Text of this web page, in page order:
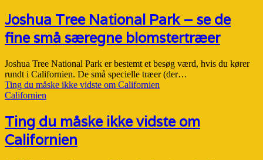
Joshua Tree National Park – se de
fine små særegne blomstertræer
Joshua Tree National Park er bestemt et besøg værd, hvis du kører
rundt i Californien. De små specielle træer (der…
Ting du måske ikke vidste om Californien
Californien
Ting du måske ikke vidste om
Californien